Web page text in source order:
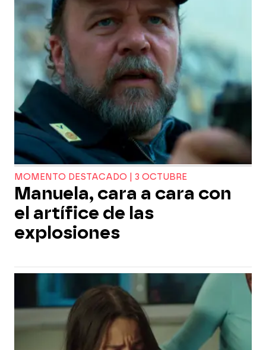
MOMENTO DESTACADO | 3 OCTUBRE
Manuela, cara a cara con
el artífice de las
explosiones